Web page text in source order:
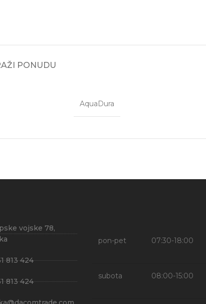
PONUDU
AquaDura
vojske 78,
813 424
813 424
pon-pet 07:30-18:00
subota 08:00-15:00